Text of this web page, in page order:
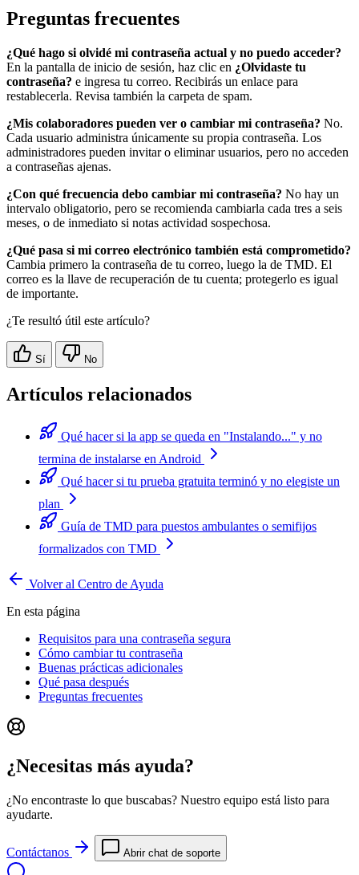
Preguntas frecuentes
¿Qué hago si olvidé mi contraseña actual y no puedo acceder?
En la pantalla de inicio de sesión, haz clic en ¿Olvidaste tu
contraseña? e ingresa tu correo. Recibirás un enlace para
restablecerla. Revisa también la carpeta de spam.
¿Mis colaboradores pueden ver o cambiar mi contraseña? No.
Cada usuario administra únicamente su propia contraseña. Los
administradores pueden invitar o eliminar usuarios, pero no acceden
a contraseñas ajenas.
¿Con qué frecuencia debo cambiar mi contraseña? No hay un
intervalo obligatorio, pero se recomienda cambiarla cada tres a seis
meses, o de inmediato si notas actividad sospechosa.
¿Qué pasa si mi correo electrónico también está comprometido?
Cambia primero la contraseña de tu correo, luego la de TMD. El
correo es la llave de recuperación de tu cuenta; protegerlo es igual
de importante.
¿Te resultó útil este artículo?
Sí No
Artículos relacionados
Qué hacer si la app se queda en "Instalando..." y no
termina de instalarse en Android
Qué hacer si tu prueba gratuita terminó y no elegiste un
plan
Guía de TMD para puestos ambulantes o semifijos
formalizados con TMD
Volver al Centro de Ayuda
En esta página
Requisitos para una contraseña segura
Cómo cambiar tu contraseña
Buenas prácticas adicionales
Qué pasa después
Preguntas frecuentes
¿Necesitas más ayuda?
¿No encontraste lo que buscabas? Nuestro equipo está listo para
ayudarte.
Contáctanos Abrir chat de soporte